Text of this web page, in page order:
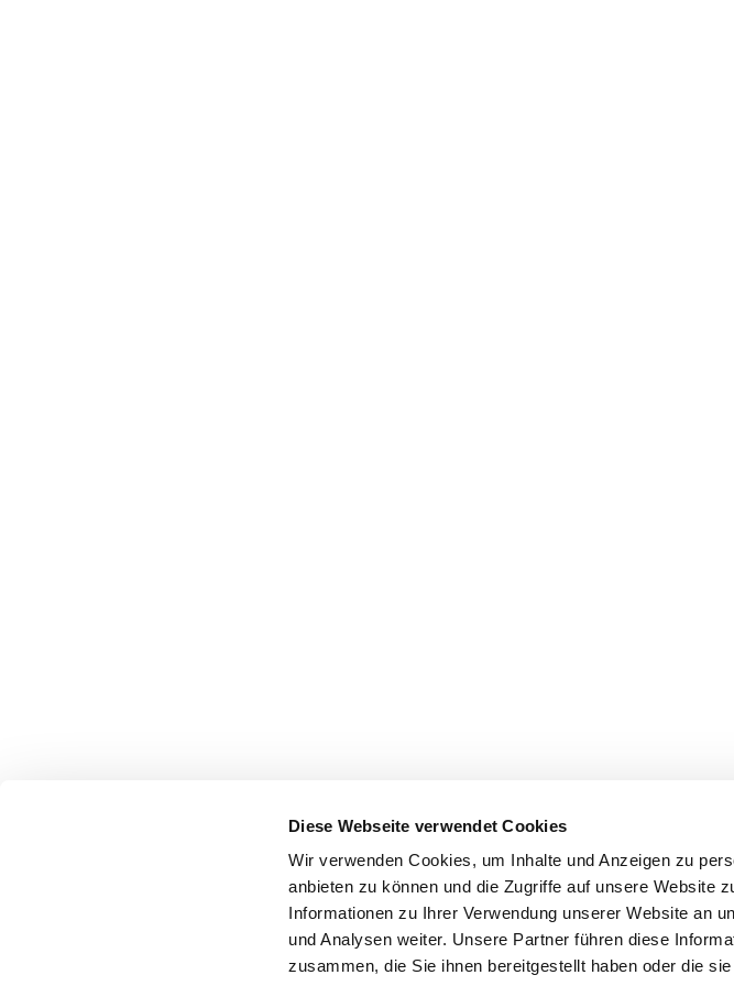
Diese Webseite verwendet Cookies
Wir verwenden Cookies, um Inhalte und Anzeigen zu
anbieten zu können und die Zugriffe auf unsere Website
Informationen zu Ihrer Verwendung unserer Website an
und Analysen weiter. Unsere Partner führen diese
zusammen, die Sie ihnen bereitgestellt haben oder die